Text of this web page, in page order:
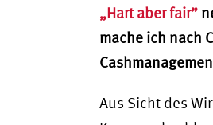
„Hart aber fair”
mache ich nach
Aus Sicht des